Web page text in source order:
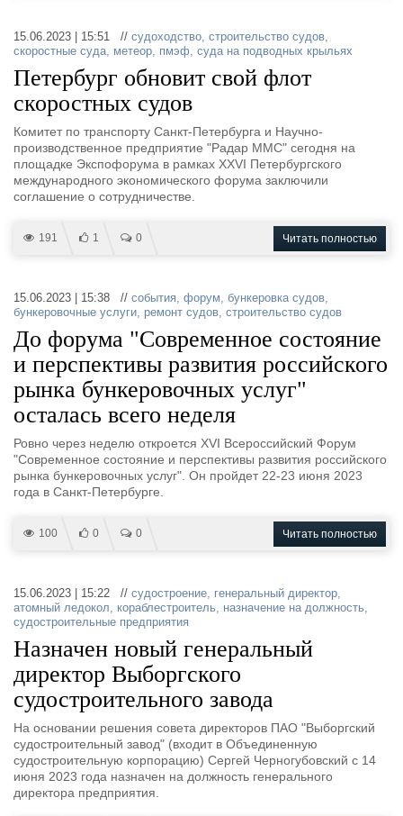
15.06.2023 | 15:51 // судоходство, строительство судов,
скоростные суда, метеор, пмэф, суда на подводных крыльях
Петербург обновит свой флот
скоростных судов
Комитет по транспорту Санкт-Петербурга и Научно-
производственное предприятие "Радар ММС" сегодня на
площадке Экспофорума в рамках XXVI Петербургского
международного экономического форума заключили
соглашение о сотрудничестве.
191 1 0 Читать полностью
15.06.2023 | 15:38 // события, форум, бункеровка судов,
бункеровочные услуги, ремонт судов, строительство судов
До форума "Современное состояние
и перспективы развития российского
рынка бункеровочных услуг"
осталась всего неделя
Ровно через неделю откроется XVI Всероссийский Форум
"Современное состояние и перспективы развития российского
рынка бункеровочных услуг". Он пройдет 22-23 июня 2023
года в Санкт-Петербурге.
100 0 0 Читать полностью
15.06.2023 | 15:22 // судостроение, генеральный директор,
атомный ледокол, кораблестроитель, назначение на должность,
судостроительные предприятия
Назначен новый генеральный
директор Выборгского
судостроительного завода
На основании решения совета директоров ПАО "Выборгский
судостроительный завод" (входит в Объединенную
судостроительную корпорацию) Сергей Черногубовский с 14
июня 2023 года назначен на должность генерального
директора предприятия.